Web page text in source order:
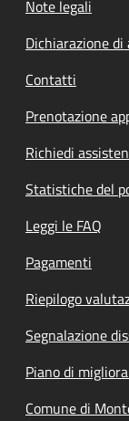
Note legali
Dichiarazione
Contatti
Prenotazione
Richiedi
Statistiche del
Leggi le FAQ
Pagamenti
Riepilogo
Segnalazione
Piano di
Comune di